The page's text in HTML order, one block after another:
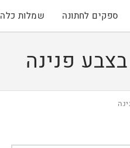
ספקים לחתונה שמלות כלה
פנינה